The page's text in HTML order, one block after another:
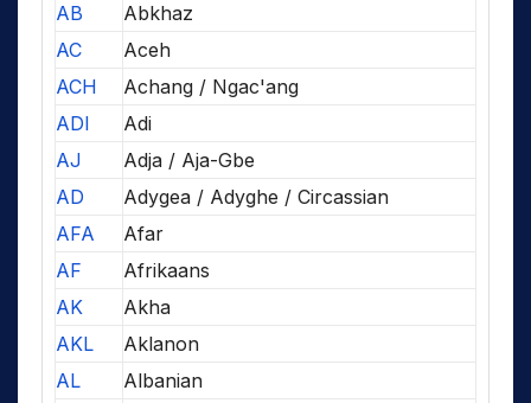
AB
Abkhaz
AC
Aceh
ACH
Achang / Ngac'ang
ADI
Adi
AJ
Adja / Aja-Gbe
AD
Adygea / Adyghe / Circassian
AFA
Afar
AF
Afrikaans
AK
Akha
AKL
Aklanon
AL
Albanian